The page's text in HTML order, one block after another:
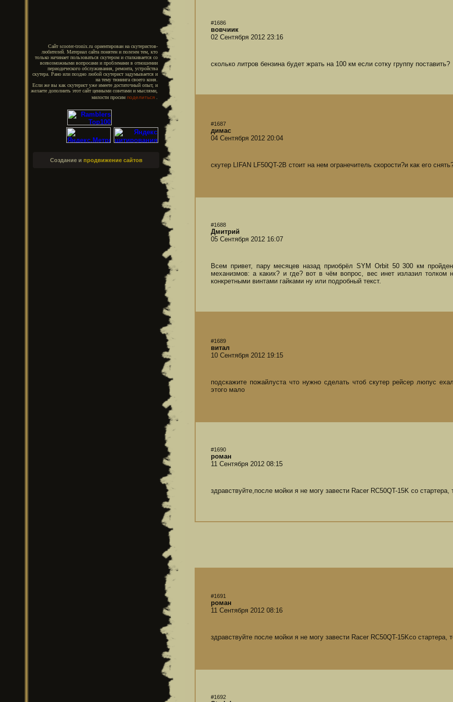
Сайт scooter-tronix.ru ориентирован на скутеристов-
любителей. Материал сайта понятен и полезен тем, кто
только начинает пользоваться скутером и сталкивается со
всевозможными вопросами и проблемами в отношении
периодического обслуживания, ремонта, устройства
скутера. Рано или поздно любой скутерист задумывается и
на тему тюнинга своего коня.
Если же вы как скутерист уже имеете достаточный опыт, и
желаете дополнить этот сайт ценными советами и мыслями,
милости просим поделиться .
Создание и продвижение сайтов
#1686
вовчиик
02 Сентября 2012 23:16
сколько литров бензина будет жрать на 100 км если сотку группу поставить?
#1687
димас
04 Сентября 2012 20:04
скутер LIFAN LF50QT-2B стоит на нем огранечитель скорости?и как его
#1688
Дмитрий
05 Сентября 2012 16:07
Всем привет, пару месяцев назад приобрёл SYM Orbit 50 300 км
механизмов: а каких? и где? вот в чём вопрос, вес инет излазил
конкретными винтами гайками ну или подробный текст.
#1689
витал
10 Сентября 2012 19:15
подскажите пожайлуста что нужно сделать чтоб скутер рейсер люпус
этого мало
#1690
роман
11 Сентября 2012 08:15
здравствуйте,после мойки я не могу завести Racer RC50QT-15K со
#1691
роман
11 Сентября 2012 08:16
здравствуйте после мойки я не могу завести Racer RC50QT-15Kсо
#1692